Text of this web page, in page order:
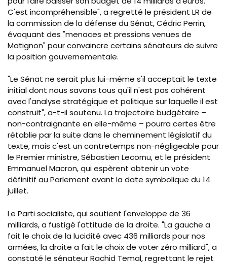
C'est incompréhensible", a regretté le président LR de
la commission de la défense du Sénat, Cédric Perrin,
évoquant des "menaces et pressions venues de
Matignon" pour convaincre certains sénateurs de suivre
la position gouvernementale.
"Le Sénat ne serait plus lui-même s'il acceptait le texte
initial dont nous savons tous qu'il n'est pas cohérent
avec l'analyse stratégique et politique sur laquelle il est
construit", a-t-il soutenu. La trajectoire budgétaire –
non-contraignante en elle-même – pourra certes être
rétablie par la suite dans le cheminement législatif du
texte, mais c'est un contretemps non-négligeable pour
le Premier ministre, Sébastien Lecornu, et le président
Emmanuel Macron, qui espèrent obtenir un vote
définitif au Parlement avant la date symbolique du 14
juillet.
Le Parti socialiste, qui soutient l'enveloppe de 36
milliards, a fustigé l'attitude de la droite. "La gauche a
fait le choix de la lucidité avec 436 milliards pour nos
armées, la droite a fait le choix de voter zéro milliard", a
constaté le sénateur Rachid Temal, regrettant le rejet